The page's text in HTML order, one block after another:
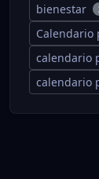
bienestar
Calendario
calendario
calendario